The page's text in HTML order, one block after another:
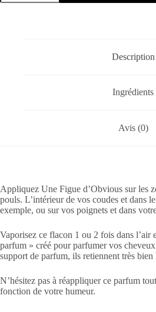
Description
Ingrédients
Avis (0)
Appliquez Une Figue d’Obvious sur les
pouls. L’intérieur de vos coudes et dans
exemple, ou sur vos poignets et dans
Vaporisez ce flacon 1 ou 2 fois dans l’air
parfum » créé pour parfumer vos
support de parfum, ils retiennent très bien
N’hésitez pas à réappliquer ce parfum
fonction de votre humeur.